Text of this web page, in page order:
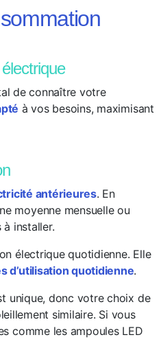
de connaître votre
à vos besoins, maximisant
antérieures. En
moyenne mensuelle ou
installer.
électrique quotidienne. Elle
d’utilisation quotidienne.
unique, donc votre choix de
similaire. Si vous
comme les ampoules LED